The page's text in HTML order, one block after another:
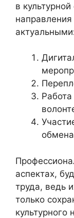
в
направления
аспектах,
труда, ведь
только
культурного